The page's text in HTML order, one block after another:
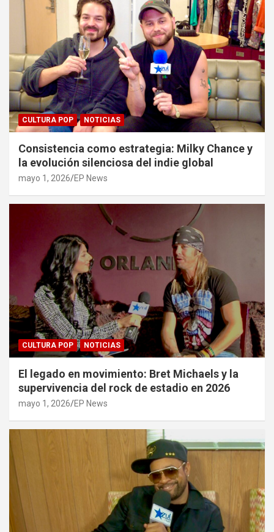
CULTURA POP NOTICIAS
Consistencia como estrategia: Milky Chance y
la evolución silenciosa del indie global
mayo 1, 2026 EP News
CULTURA POP NOTICIAS
El legado en movimiento: Bret Michaels y la
supervivencia del rock de estadio en 2026
mayo 1, 2026 EP News